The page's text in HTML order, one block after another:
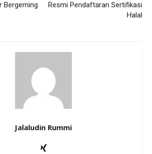
Bergeming
Resmi Pendaftaran Sertifikasi
Halal
Jalaludin Rummi